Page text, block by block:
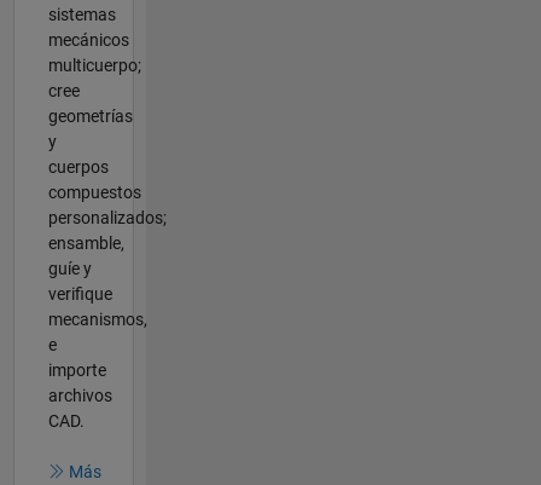
sistemas
mecánicos
multicuerpo;
cree
geometrías
y
cuerpos
compuestos
personalizados;
ensamble,
guíe y
verifique
mecanismos,
e
importe
archivos
CAD.
Más